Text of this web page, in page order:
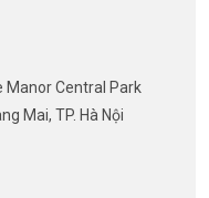
Manor Central Park
Mai, TP. Hà Nội